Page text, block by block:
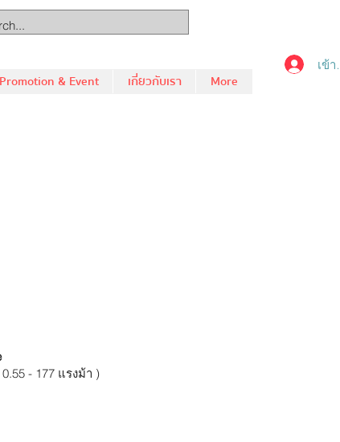
Promotion & Event เกี่ยวกับเรา More
เข้
- 177 แรงม้า )